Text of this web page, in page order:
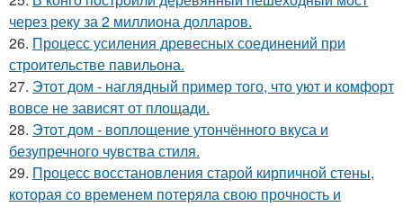
через реку за 2 миллиона долларов.
26. Процесс усиления древесных соединений при
строительстве павильона.
27. Этот дом - наглядный пример того, что уют и комфорт
вовсе не зависят от площади.
28. Этот дом - воплощение утончённого вкуса и
безупречного чувства стиля.
29. Процесс восстановления старой кирпичной стены,
которая со временем потеряла свою прочность и